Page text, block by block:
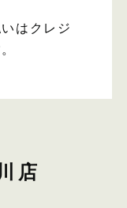
はクレジ
店